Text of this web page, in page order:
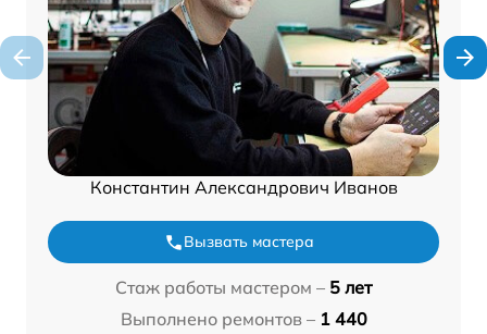
Константин Александрович Иванов
Вызвать мастера
Стаж работы мастером – 5 лет
Выполнено ремонтов – 1 440